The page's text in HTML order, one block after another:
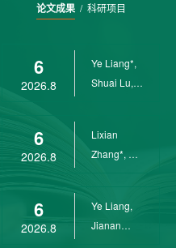
论文成果/ 科研项目
6
2026.8
Ye Liang*,
Shuai Lu,
6
2026.8
Lixian
Zhang*, Ye
6
2026.8
Ye Liang,
Jianan